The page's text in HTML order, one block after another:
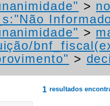
>
>
>
1 resultados